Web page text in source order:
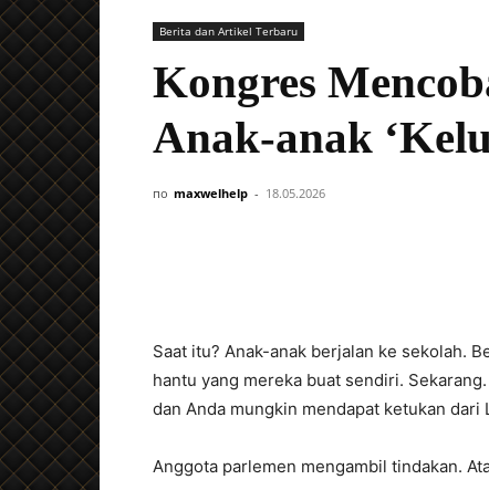
Berita dan Artikel Terbaru
Kongres
Anak-anak
по maxwelhelp - 18.05.2026
Saat itu? Anak-anak berjalan ke sekolah.
hantu yang mereka buat sendiri.
dan Anda mungkin mendapat ketukan dari
Anggota parlemen mengambil tindakan.